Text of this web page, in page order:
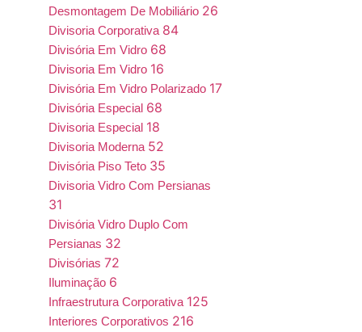
Desmontagem De Mobiliário 26
Divisoria Corporativa 84
Divisória Em Vidro 68
Divisoria Em Vidro 16
Divisória Em Vidro Polarizado 17
Divisória Especial 68
Divisoria Especial 18
Divisoria Moderna 52
Divisória Piso Teto 35
Divisoria Vidro Com Persianas
31
Divisória Vidro Duplo Com
Persianas 32
Divisórias 72
Iluminação 6
Infraestrutura Corporativa 125
Interiores Corporativos 216